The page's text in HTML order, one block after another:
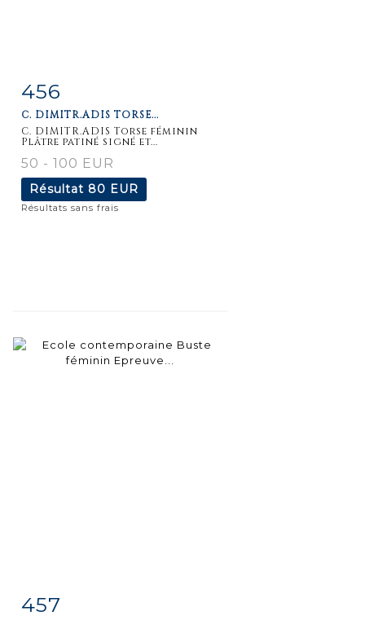
Fiche
détaillée
456
C. DIMITR.ADIS TORSE...
C. DIMITR.ADIS Torse féminin
Plâtre patiné signé et...
50 - 100 EUR
Résultat 80 EUR
Résultats sans frais
Fiche
457